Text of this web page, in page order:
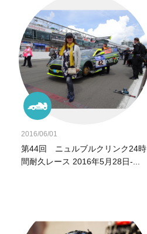
2016/06/01
第44回 ニュルブルクリンク24時
間耐久レース 2016年5月28日-...